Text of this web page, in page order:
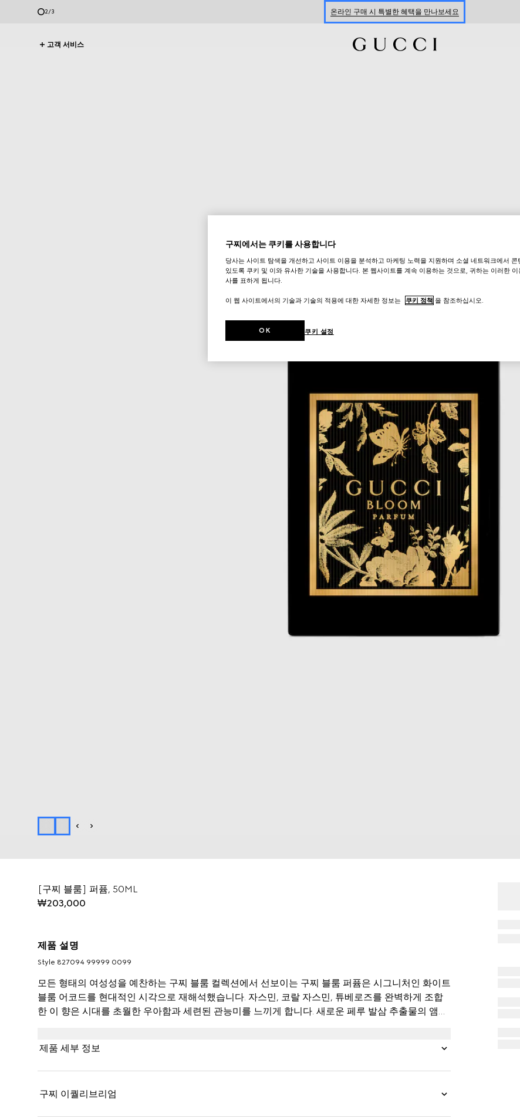
2/3 온라인 구매 시 특별한 혜택을 만나보세요
고객 서비스
[구찌 블룸] 퍼퓸, 50ML
₩203,000
제품 설명
Style ‎827094 99999 0099
모든 형태의 여성성을 예찬하는 구찌 블룸 컬렉션에서 선보이는 구찌 블룸 퍼퓸은 시그니처인 화이트
블룸 어코드를 현대적인 시각으로 재해석했습니다. 자스민, 코랄 자스민, 튜베로즈를 완벽하게 조합
한 이 향은 시대를 초월한 우아함과 세련된 관능미를 느끼게 합니다. 새로운 페루 발삼 추출물의 앰버
제품 세부 정보
구찌 이퀄리브리엄
구찌에서는 쿠키를 사용합니다
당사는 사이트 탐색을 개선하고 사이트 이용을 분석하고 마케팅 노력을 지원하며 소셜 네트워크에서
있도록 쿠키 및 이와 유사한 기술을 사용합니다. 본 웹사이트를 계속 이용하는 것으로, 귀하는 이러한
사를 표하게 됩니다.
이 웹 사이트에서의 기술과 기술의 적용에 대한 자세한 정보는 쿠키 정책 을 참조하십시오.
쿠키 설정
OK